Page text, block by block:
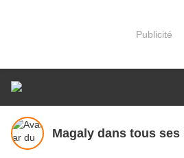
Publicité
Magaly dans tous ses